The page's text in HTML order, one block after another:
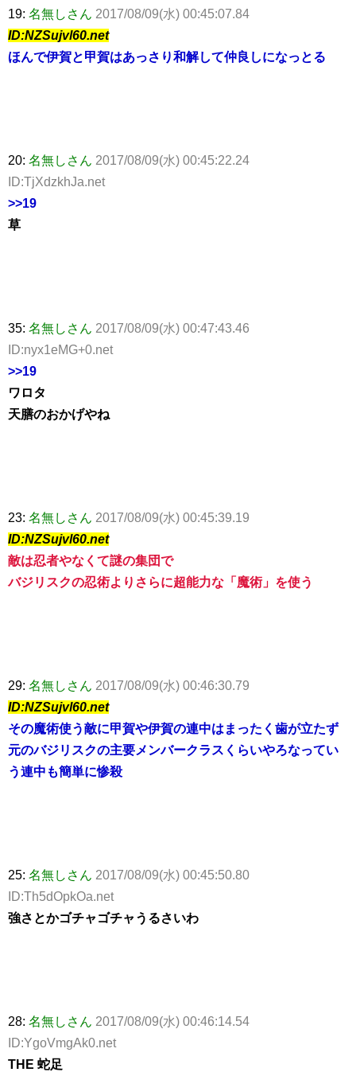
19: 名無しさん 2017/08/09(水) 00:45:07.84
ID:NZSujvl60.net
ほんで伊賀と甲賀はあっさり和解して仲良しになっとる
20: 名無しさん 2017/08/09(水) 00:45:22.24
ID:TjXdzkhJa.net
>>19
草
35: 名無しさん 2017/08/09(水) 00:47:43.46
ID:nyx1eMG+0.net
>>19
ワロタ
天膳のおかげやね
23: 名無しさん 2017/08/09(水) 00:45:39.19
ID:NZSujvl60.net
敵は忍者やなくて謎の集団で
バジリスクの忍術よりさらに超能力な「魔術」を使う
29: 名無しさん 2017/08/09(水) 00:46:30.79
ID:NZSujvl60.net
その魔術使う敵に甲賀や伊賀の連中はまったく歯が立たず
元のバジリスクの主要メンバークラスくらいやろなってい
う連中も簡単に惨殺
25: 名無しさん 2017/08/09(水) 00:45:50.80
ID:Th5dOpkOa.net
強さとかゴチャゴチャうるさいわ
28: 名無しさん 2017/08/09(水) 00:46:14.54
ID:YgoVmgAk0.net
THE 蛇足